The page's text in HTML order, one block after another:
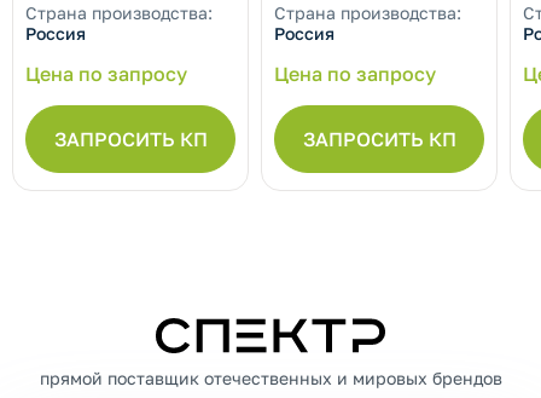
Страна производства:
Россия
Цена по запросу
ЗАПРОСИТЬ КП
Страна производства:
Россия
Цена по запросу
ЗАПРОСИТЬ КП
СПЕКТР
прямой поставщик отечественных и мировых брендов